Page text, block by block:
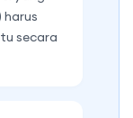
harus
secara